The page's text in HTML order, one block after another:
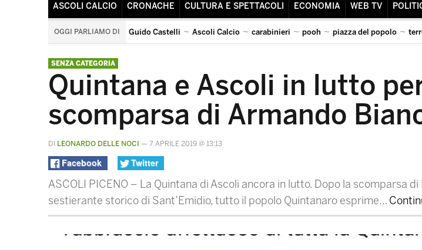
ASCOLI CALCIO CRONACHE CULTURA E SPETTACOLI ECONOMIA WEB TV
OGGI PARLIAMO DI Guido Castelli Ascoli Calcio carabinieri pooh piazza del popolo
arengo ricostruzione
SENZA CATEGORIA
Quintana e Ascoli in lutto
scomparsa di Armando
DI LEONARDO DELLE NOCI — 7 APRILE 2019 @ 13:13
Facebook Twitter
ASCOLI PICENO – La Quintana di Ascoli ancora in lutto. Dopo la scomparsa di
sestierante storico di Sant’Emidio, tutto il popolo Quintanaro esprime…